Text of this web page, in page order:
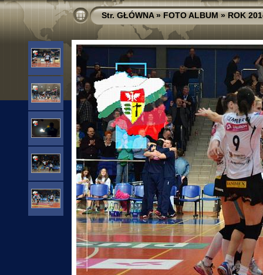
Str. GŁÓWNA»FOTO ALBUM»ROK